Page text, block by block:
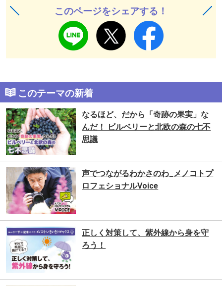
このページをシェアする！
このテーマの新着
なるほど、だから「奇跡の果実」な
んだ！ ビルベリーと北欧の森の七不
思議
声でつながるわかさのわ_メノコトプ
ロフェショナルVoice
正しく対策して、紫外線から身を守
ろう！